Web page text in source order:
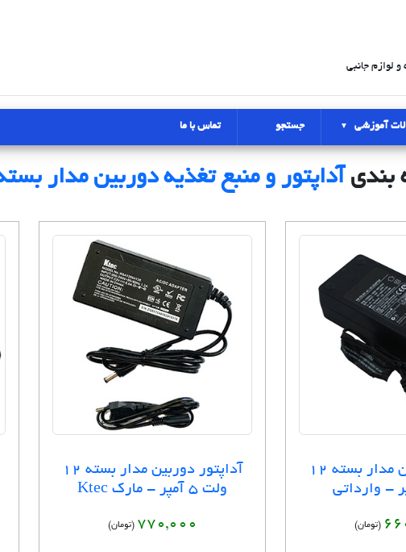
لوازم جانبی
آموزشی جستجو تماس با ما
بندی آداپتور و منبع تغذیه دوربین مدار
آداپتور دوربین مدار بسته 12
(تومان)
آداپتور دوربین مدار بسته 12
ولت 5 آمپر - مارک Ktec
770,000 (تومان)